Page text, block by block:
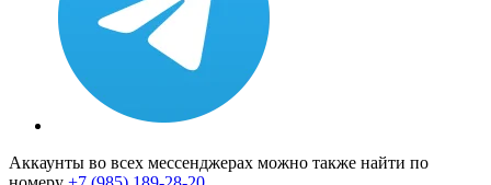
Аккаунты во всех мессенджерах можно также найти по